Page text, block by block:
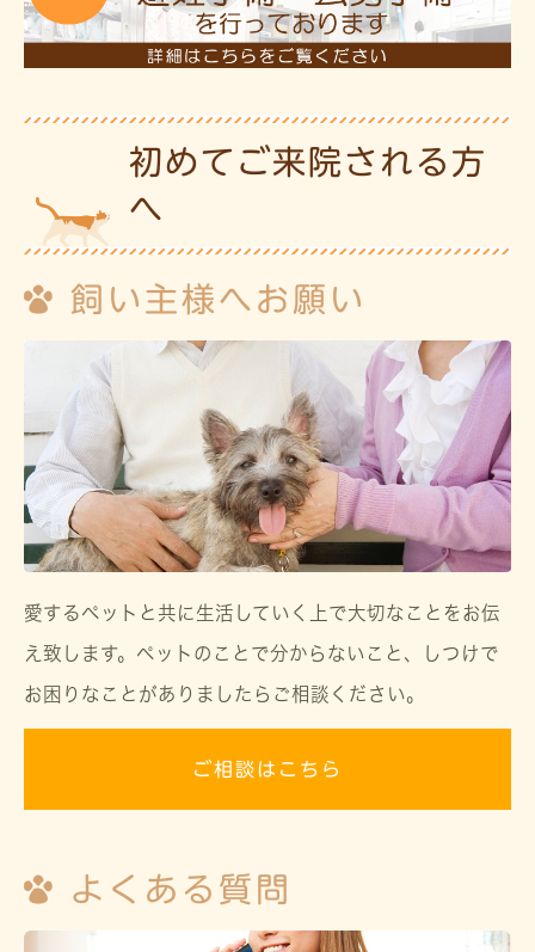
初めてご来院される方
へ
飼い主様へお願い
愛するペットと共に生活していく上で大切なことをお伝
え致します。ペットのことで分からないこと、しつけで
お困りなことがありましたらご相談ください。
ご相談はこちら
よくある質問